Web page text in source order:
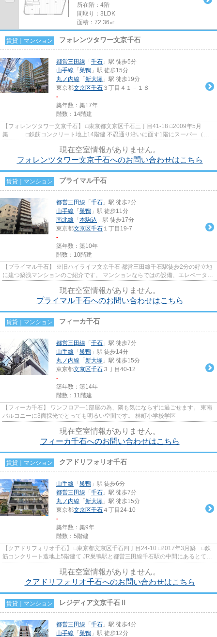
所在階：4階
間取り：3LDK
面積：72.36㎡
賃貸｜マンション フォレンツタワー文京千石
都営三田線 「 千石 」駅 徒歩5分
山手線 「 巣鴨 」駅 徒歩15分
丸ノ内線 「 新大塚 」駅 徒歩19分
東京都文京区千石 ３丁目４１－１８
-
築年数：築17年
階数：14階建
【フォレンツタワー文京千石】 □東京都文京区千石三丁目41-18 □2009年5月
築 □鉄筋コンクリート地上14階建 不忍通り沿いに面す1階にスーパー（マ
現在空室情報がありません。
フォレンツタワー文京千石へのお問い合わせはこちら
賃貸｜マンション プライマル千石
都営三田線 「 千石 」駅 徒歩2分
山手線 「 巣鴨 」駅 徒歩11分
南北線 「 本駒込 」駅 徒歩17分
東京都文京区千石 １丁目19-7
-
築年数：築10年
階数：10階建
【プライマル千石】 ※旧ハイライフ文京千石 都営三田線千石駅徒歩2分の好立地
に建つ築浅マンションのご紹介です。 マンションならではの設備、エレベータ
現在空室情報がありません。
プライマル千石へのお問い合わせはこちら
賃貸｜マンション フィーカ千石
都営三田線 「 千石 」駅 徒歩7分
山手線 「 巣鴨 」駅 徒歩14分
丸ノ内線 「 新大塚 」駅 徒歩15分
東京都文京区千石 ３丁目40-12
-
築年数：築14年
階数：11階建
【フィーカ千石】 ワンフロア―1部屋の為、隣も気にならずに過ごせます。 東南
バルコニーに3面採光でとっても明るい空間です。 林町小学校学区
現在空室情報がありません。
フィーカ千石へのお問い合わせはこちら
賃貸｜マンション クアドリフォリオ千石
山手線 「 巣鴨 」駅 徒歩6分
都営三田線 「 千石 」駅 徒歩7分
丸ノ内線 「 新大塚 」駅 徒歩15分
東京都文京区千石 ４丁目24-10
-
築年数：築9年
階数：5階建
【クアドリフォリオ千石】 □東京都文京区千石四丁目24-10 □2017年3月築 □鉄
筋コンクリート造地上5階建て JR巣鴨駅と都営三田線千石駅の中間にあるとても
現在空室情報がありません。
クアドリフォリオ千石へのお問い合わせはこちら
賃貸｜マンション レジディア文京千石Ⅱ
都営三田線 「 千石 」駅 徒歩4分
山手線 「 巣鴨 」駅 徒歩12分